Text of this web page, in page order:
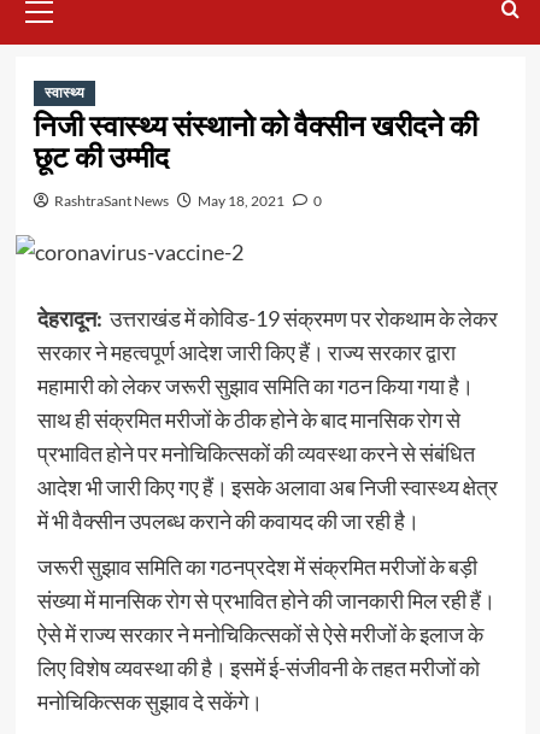
Menu
स्वास्थ्य
निजी स्वास्थ्य संस्थानो को वैक्सीन खरीदने की
छूट की उम्मीद
RashtraSant News May 18, 2021 0
देहरादून: उत्तराखंड में कोविड-19 संक्रमण पर रोकथाम के लेकर
सरकार ने महत्वपूर्ण आदेश जारी किए हैं। राज्य सरकार द्वारा
महामारी को लेकर जरूरी सुझाव समिति का गठन किया गया है।
साथ ही संक्रमित मरीजों के ठीक होने के बाद मानसिक रोग से
प्रभावित होने पर मनोचिकित्सकों की व्यवस्था करने से संबंधित
आदेश भी जारी किए गए हैं। इसके अलावा अब निजी स्वास्थ्य क्षेत्र
में भी वैक्सीन उपलब्ध कराने की कवायद की जा रही है।
जरूरी सुझाव समिति का गठनप्रदेश में संक्रमित मरीजों के बड़ी
संख्या में मानसिक रोग से प्रभावित होने की जानकारी मिल रही हैं।
ऐसे में राज्य सरकार ने मनोचिकित्सकों से ऐसे मरीजों के इलाज के
लिए विशेष व्यवस्था की है। इसमें ई-संजीवनी के तहत मरीजों को
मनोचिकित्सक सुझाव दे सकेंगे।